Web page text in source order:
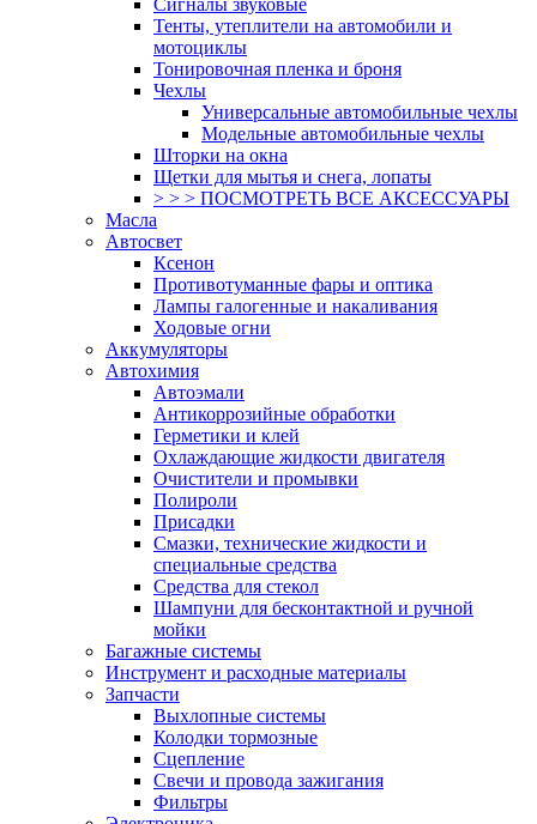
Тенты, утеплители на автомобили и
мотоциклы
Тонировочная пленка и броня
Чехлы
Универсальные автомобильные чехлы
Модельные автомобильные чехлы
Шторки на окна
Щетки для мытья и снега, лопаты
> > > ПОСМОТРЕТЬ ВСЕ АКСЕССУАРЫ
Масла
Автосвет
Ксенон
Противотуманные фары и оптика
Лампы галогенные и накаливания
Ходовые огни
Аккумуляторы
Автохимия
Автоэмали
Антикоррозийные обработки
Герметики и клей
Охлаждающие жидкости двигателя
Очистители и промывки
Полироли
Присадки
Смазки, технические жидкости и
специальные средства
Средства для стекол
Шампуни для бесконтактной и ручной
мойки
Багажные системы
Инструмент и расходные материалы
Запчасти
Выхлопные системы
Колодки тормозные
Сцепление
Свечи и провода зажигания
Фильтры